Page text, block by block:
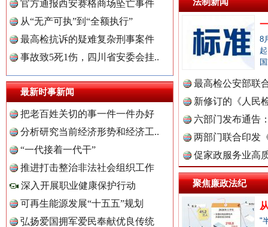
官方通报西安赛格商场坠亡事件
从“无产可执”到“全额执行”
最高检抗诉的疑难复杂刑事案件
事故致5死1伤，四川省安委会挂..
最新时事新闻
把老百姓关切的事一件一件办好
分析研究当前经济形势和经济工..
“一代接着一代干”
推进打击整治非法社会组织工作
深入开展职业健康保护行动
可再生能源发展“十五五”规划
弘扬爱国拥军爱民奉献优良传统
8
最高检公安部联
周岁未..
新修订的《人民
布
六部门发布通告
两部门联合印发
定》
促家政服务业高
聚焦廉政法纪
"
中国全民新闻网.
中国公众新闻网.
中国公民新闻网.
中国公共新闻网.
三年瞒报超千万 隐匿收入偷税被查处..
祁连巍巍树丰碑 高回报